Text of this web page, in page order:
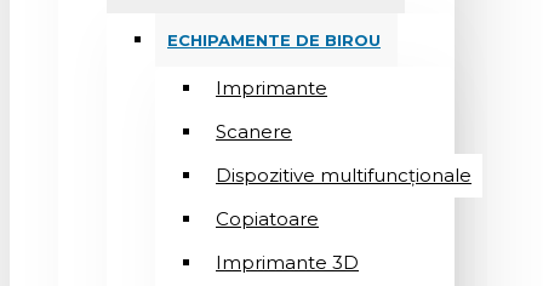
ECHIPAMENTE DE BIROU
Imprimante
Scanere
Dispozitive multifuncționale
Copiatoare
Imprimante 3D